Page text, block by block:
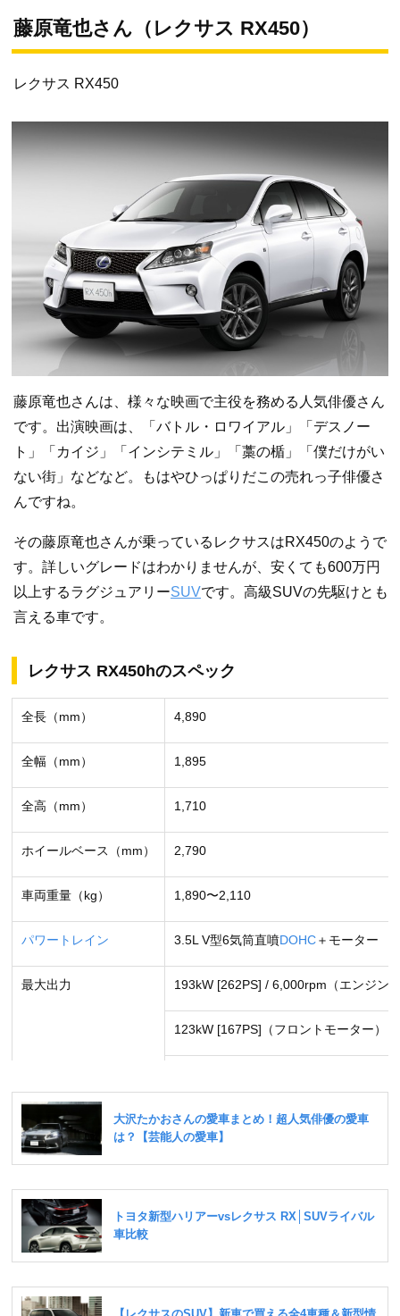
藤原竜也さん（レクサス RX450）
レクサス RX450
藤原竜也さんは、様々な映画で主役を務める人気俳優さん
です。出演映画は、「バトル・ロワイアル」「デスノー
ト」「カイジ」「インシテミル」「藁の楯」「僕だけがい
ない街」などなど。もはやひっぱりだこの売れっ子俳優さ
んですね。
その藤原竜也さんが乗っているレクサスはRX450のようで
す。詳しいグレードはわかりませんが、安くても600万円
以上するラグジュアリーSUVです。高級SUVの先駆けとも
言える車です。
レクサス RX450hのスペック
全長（mm） 4,890
全幅（mm） 1,895
全高（mm） 1,710
ホイールベース（mm） 2,790
車両重量（kg） 1,890〜2,110
パワートレイン 3.5L V型6気筒直噴DOHC＋モーター
最大出力 193kW [262PS] / 6,000rpm（エンジン
123kW [167PS]（フロントモーター）
最大トルク 335N･m[34.2kgf･m] / 4,600rpm（エン
335N･m [34.2kgf･m]（フロントモータ
139N･m [14.2kgf･m]（リヤモーター）
乗車定員
車両価格